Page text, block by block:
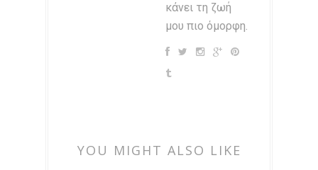
κάνει τη ζωή
μου πιο όμορφη.
YOU MIGHT ALSO LIKE